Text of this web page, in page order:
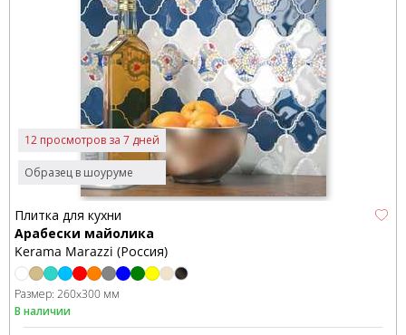
Образец в шоуруме
12 просмотров за 7 дней
Плитка для кухни
Арабески майолика
Kerama Marazzi (Россия)
Размер: 260x300 мм
В наличии